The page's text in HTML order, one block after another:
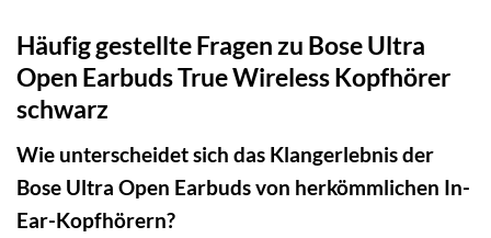
Häufig gestellte Fragen zu Bose Ultra
Open Earbuds True Wireless Kopfhörer
schwarz
Wie unterscheidet sich das Klangerlebnis der
Bose Ultra Open Earbuds von herkömmlichen In-
Ear-Kopfhörern?